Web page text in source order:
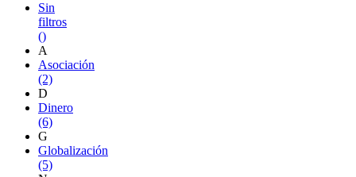
Sin
filtros
()
A
Asociación
(2)
D
Dinero
(6)
G
Globalización
(5)